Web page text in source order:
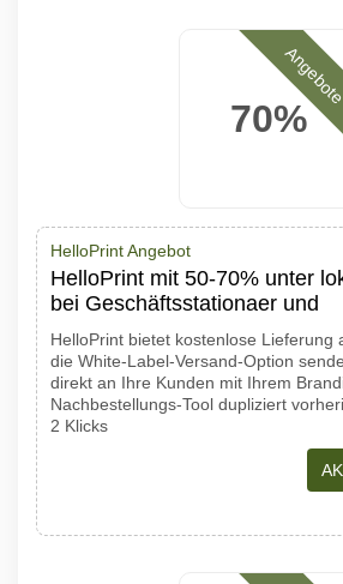
70%
HelloPrint Angebot
HelloPrint mit 50-70% unter
bei Geschäftsstationaer und
HelloPrint bietet kostenlose Lieferung
die White-Label-Versand-Option
direkt an Ihre Kunden mit Ihrem
Nachbestellungs-Tool dupliziert
2 Klicks